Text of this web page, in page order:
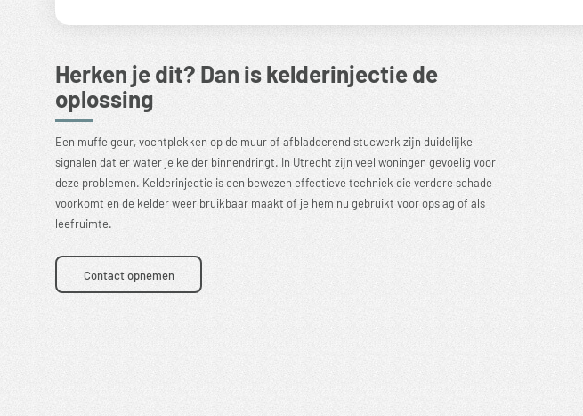
Herken je dit? Dan is kelderinjectie de
oplossing
Een muffe geur, vochtplekken op de muur of afbladderend stucwerk zijn duidelijke
signalen dat er water je kelder binnendringt. In Utrecht zijn veel woningen gevoelig voor
deze problemen. Kelderinjectie is een bewezen effectieve techniek die verdere schade
voorkomt en de kelder weer bruikbaar maakt of je hem nu gebruikt voor opslag of als
leefruimte.
Contact opnemen